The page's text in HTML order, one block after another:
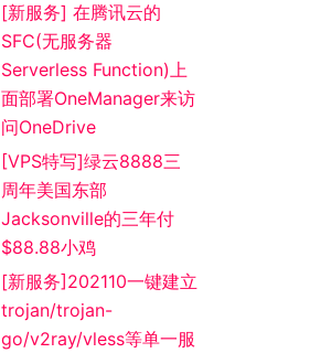
[新服务] 在腾讯云的
SFC(无服务器
Serverless Function)上
面部署OneManager来访
问OneDrive
[VPS特写]绿云8888三
周年美国东部
Jacksonville的三年付
$88.88小鸡
[新服务]202110一键建立
trojan/trojan-
go/v2ray/vless等单一服